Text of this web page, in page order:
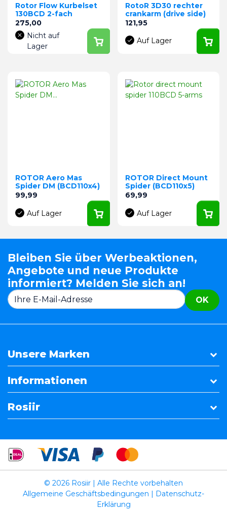
Rotor Flow Kurbelset
130BCD 2-fach
Preis
275,00
Nicht auf
Lager
RotoR 3D30 rechter
crankarm (drive side)
Preis
121,95
Auf Lager
ROTOR Aero Mas
Spider DM (BCD110x4)
Preis
99,99
Auf Lager
ROTOR Direct Mount
Spider (BCD110x5)
Preis
69,99
Auf Lager
Bleiben Sie über Werbeaktionen,
Angebote und neue Produkte
informiert? Melden Sie sich an!
OK
Unsere Marken
Informationen
Rosiir
© 2026 Rosiir | Alle Rechte vorbehalten
Allgemeine Geschäftsbedingungen | Datenschutz-
Erklärung